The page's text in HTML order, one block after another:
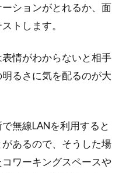
ションがとれるか、面
トします。
情がわからないと相手
るさに気を配るのが大
無線LANを利用すると
あるので、そうした場
ワーキングスペースや